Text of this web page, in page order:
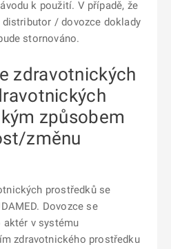
k použití. V případě, že
/ dovozce doklady
stornováno.
zdravotnických
způsobem
změnu
prostředků se
Dovozce se
v systému
zdravotnického prostředku